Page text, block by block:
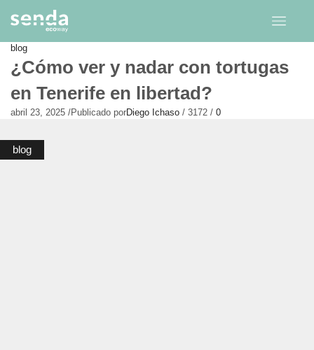
blog
¿Cómo ver y nadar con tortugas
en Tenerife en libertad?
abril 23, 2025 /Publicado porDiego Ichaso / 3172 / 0
blog